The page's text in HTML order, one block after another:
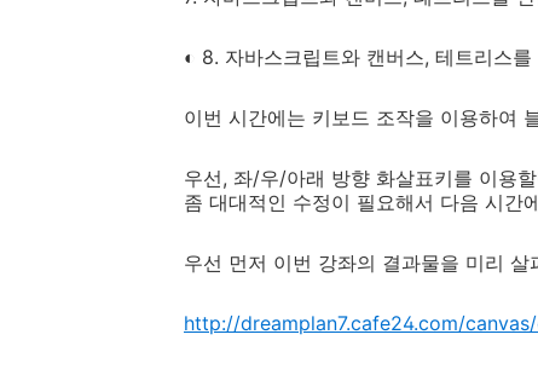
◐ 8. 자바스크립트와 캔버스, 테트리스
이번 시간에는 키보드 조작을 이용하여
우선, 좌/우/아래 방향 화살표키를 이용
좀 대대적인 수정이 필요해서 다음 시간
우선 먼저 이번 강좌의 결과물을 미리 살
http://dreamplan7.cafe24.com/